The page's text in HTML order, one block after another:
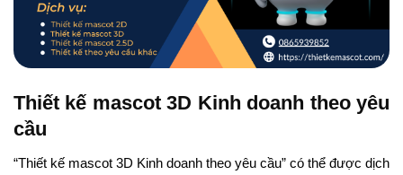
Thiết kế mascot 3D Kinh doanh theo yêu
cầu
“Thiết kế mascot 3D Kinh doanh theo yêu cầu” có thể được dịch